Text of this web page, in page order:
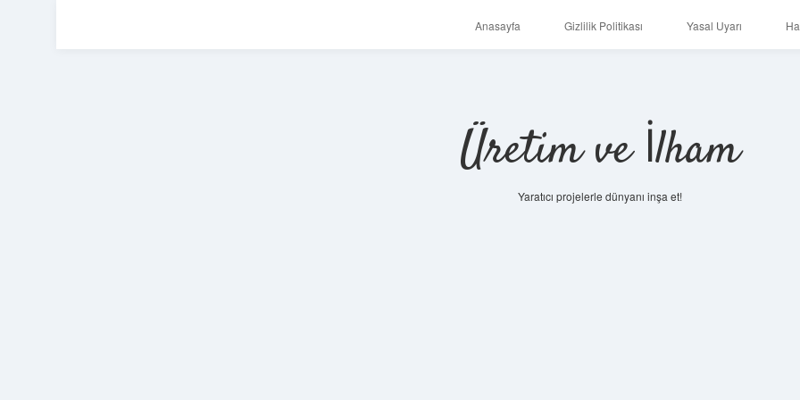
Anasayfa Gizlilik Politikası Yasal Uyarı
Üretim ve İlham
Yaratıcı projelerle dünyanı inşa et!